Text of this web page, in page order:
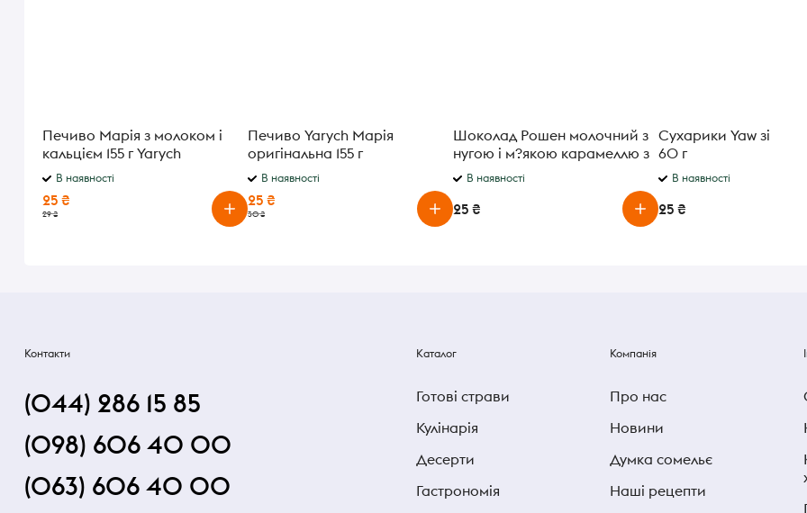
Печиво Марія з молоком і
кальцієм 155 г Yarych
В наявності
25 ₴
29 ₴
Печиво Yarych Марія
оригінальна 155 г
В наявності
25 ₴
30 ₴
Шоколад Рошен молочний з
нугою і м?якою карамеллю з
арахісом 50 г.
В наявності
25 ₴
Сухарики Yaw зі
60 г
В наявності
25 ₴
Контакти
(044) 286 15 85
(098) 606 40 00
(063) 606 40 00
Каталог
Готові страви
Кулінарія
Десерти
Гастрономія
Компанія
Про нас
Новини
Думка сомельє
Наші рецепти